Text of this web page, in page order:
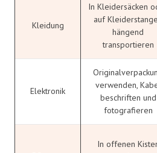
Kleidung
In Kleidersäcken
auf
hängend
transportieren
Elektronik
verwenden,
beschriften und
fotografieren
In offenen